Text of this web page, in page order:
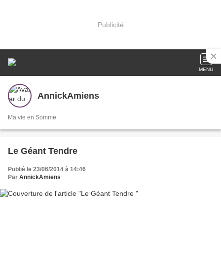
Publicité
MENU
AnnickAmiens
Ma vie en Somme
Le Géant Tendre
Publié le 23/06/2014 à 14:46
Par AnnickAmiens